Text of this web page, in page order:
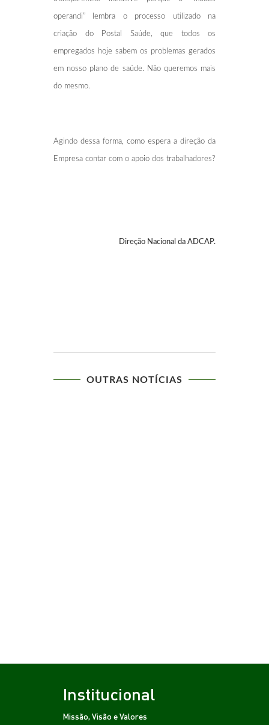
operandi” lembra o processo utilizado na
criação do Postal Saúde, que todos os
empregados hoje sabem os problemas gerados
em nosso plano de saúde. Não queremos mais
do mesmo.
Agindo dessa forma, como espera a direção da
Empresa contar com o apoio dos trabalhadores?
Direção Nacional da ADCAP.
OUTRAS NOTÍCIAS
Institucional
Missão, Visão e Valores